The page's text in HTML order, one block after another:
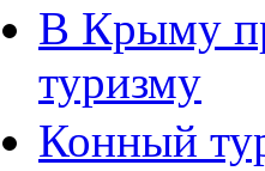
В Крыму
туризму
Конный